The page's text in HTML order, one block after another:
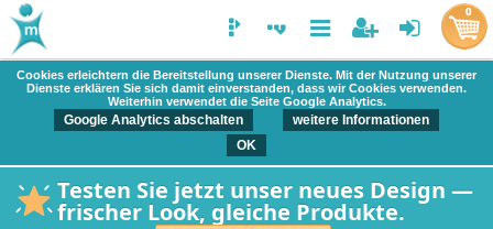
Cookies erleichtern die Bereitstellung unserer Dienste. Mit der Nutzung unserer
Dienste erklären Sie sich damit einverstanden, dass wir Cookies verwenden.
Weiterhin verwendet die Seite Google Analytics.
Google Analytics abschalten
weitere Informationen
OK
Testen Sie jetzt unser neues Design —
frischer Look, gleiche Produkte.
0